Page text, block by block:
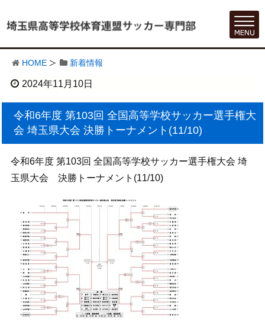
HOME 新着情報
2024年11月10日
令和6年度 第103回 全国高等学校サッカー選手権大
会 埼玉県大会 決勝トーナメント(11/10)
令和6年度 第103回 全国高等学校サッカー選手権大会 埼
玉県大会 決勝トーナメント(11/10)